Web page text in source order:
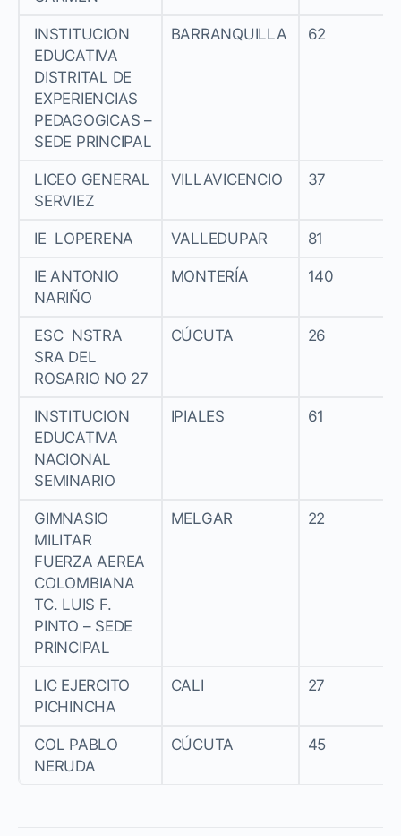
INSTITUCION
EDUCATIVA
DISTRITAL DE
EXPERIENCIAS
PEDAGOGICAS –
SEDE PRINCIPAL
BARRANQUILLA 62
LICEO GENERAL
SERVIEZ
VILLAVICENCIO 37
IE LOPERENA VALLEDUPAR 81
IE ANTONIO
NARIÑO
MONTERÍA 140
ESC NSTRA
SRA DEL
ROSARIO NO 27
CÚCUTA 26
INSTITUCION
EDUCATIVA
NACIONAL
SEMINARIO
IPIALES 61
GIMNASIO
MILITAR
FUERZA AEREA
COLOMBIANA
TC. LUIS F.
PINTO – SEDE
PRINCIPAL
MELGAR 22
LIC EJERCITO
PICHINCHA
CALI 27
COL PABLO
NERUDA
CÚCUTA 45